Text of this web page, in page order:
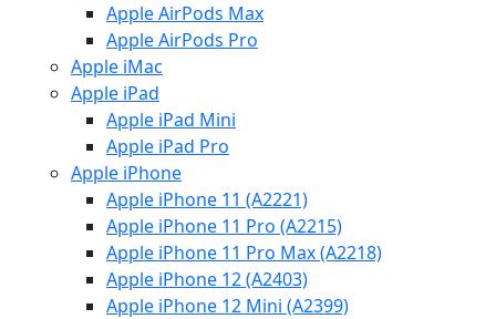
Apple AirPods Max
Apple AirPods Pro
Apple iMac
Apple iPad
Apple iPad Mini
Apple iPad Pro
Apple iPhone
Apple iPhone 11 (A2221)
Apple iPhone 11 Pro (A2215)
Apple iPhone 11 Pro Max (A2218)
Apple iPhone 12 (A2403)
Apple iPhone 12 Mini (A2399)